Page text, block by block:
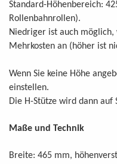
Standard-Höhenbereich:
Rollenbahnrollen).
Niedriger ist auch möglich,
Mehrkosten an (höher ist
Wenn Sie keine Höhe
einstellen.
Die H-Stütze wird dann
Maße und Technik
Breite: 465 mm,